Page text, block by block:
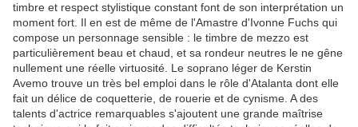
timbre et respect stylistique constant font de son interprétation un
moment fort. Il en est de même de l'Amastre d'Ivonne Fuchs qui
compose un personnage sensible : le timbre de mezzo est
particulièrement beau et chaud, et sa rondeur neutres le ne gêne
nullement une réelle virtuosité. Le soprano léger de Kerstin
Avemo trouve un très bel emploi dans le rôle d'Atalanta dont elle
fait un délice de coquetterie, de rouerie et de cynisme. A des
talents d'actrice remarquables s'ajoutent une grande maîtrise